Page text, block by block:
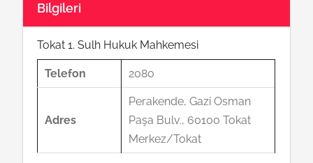
Bilgileri
Tokat 1. Sulh Hukuk Mahkemesi
Telefon 2080
Adres
Perakende, Gazi Osman
Paşa Bulv., 60100 Tokat
Merkez/Tokat